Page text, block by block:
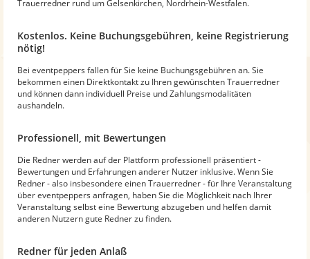
Trauerredner rund um Gelsenkirchen, Nordrhein-Westfalen.
Kostenlos. Keine Buchungsgebühren, keine Registrierung
nötig!
Bei eventpeppers fallen für Sie keine Buchungsgebühren an. Sie
bekommen einen Direktkontakt zu Ihren gewünschten Trauerredner
und können dann individuell Preise und Zahlungsmodalitäten
aushandeln.
Professionell, mit Bewertungen
Die Redner werden auf der Plattform professionell präsentiert -
Bewertungen und Erfahrungen anderer Nutzer inklusive. Wenn Sie
Redner - also insbesondere einen Trauerredner - für Ihre Veranstaltung
über eventpeppers anfragen, haben Sie die Möglichkeit nach Ihrer
Veranstaltung selbst eine Bewertung abzugeben und helfen damit
anderen Nutzern gute Redner zu finden.
Redner für jeden Anlaß